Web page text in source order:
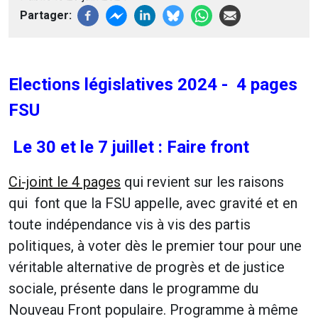
Partager
Elections législatives 2024 - 4 pages
FSU
Le 30 et le 7 juillet : Faire front
Ci-joint le 4 pages qui revient sur les raisons
qui font que la FSU appelle, avec gravité et en
toute indépendance vis à vis des partis
politiques, à voter dès le premier tour pour une
véritable alternative de progrès et de justice
sociale, présente dans le programme du
Nouveau Front populaire. Programme à même